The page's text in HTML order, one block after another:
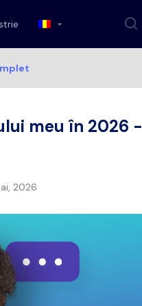
meu în 2026 -
2026